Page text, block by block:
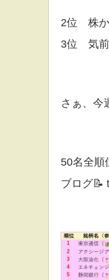
2位 株か
3位 気前
さぁ、今
50名全順
ブログ📝